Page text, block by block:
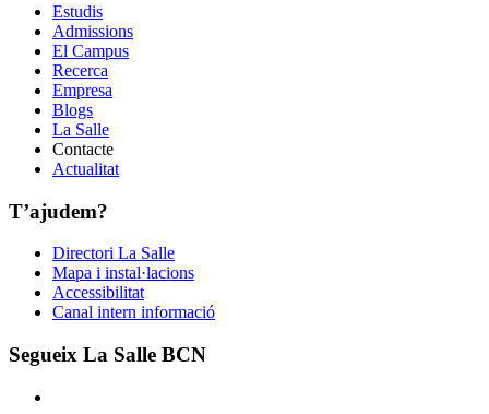
Estudis
Admissions
El Campus
Recerca
Empresa
Blogs
La Salle
Contacte
Actualitat
T’ajudem?
Directori La Salle
Mapa i instal·lacions
Accessibilitat
Canal intern informació
Segueix La Salle BCN